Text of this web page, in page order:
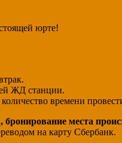
юрте!
ЖД станции.
времени
места
на карту Сбербанк.